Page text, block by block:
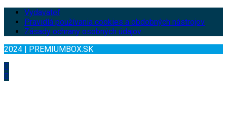
Vydavateľ
Pravidlá používania cookies a obdobných nástrojov
Zásady ochrany osobných údajov
2024 | PREMIUMBOX.SK